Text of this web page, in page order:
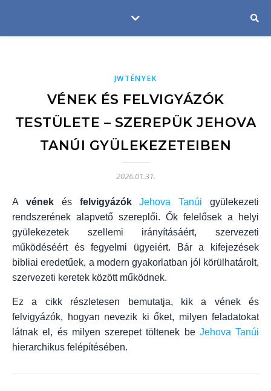
JWTÉNYEK
VÉNEK ÉS FELVIGYÁZÓK
TESTÜLETE – SZEREPÜK JEHOVA
TANÚI GYÜLEKEZETEIBEN
2026.01.31.
vénekés felvigyázók Jehova Tanúi gyülekezeti
rendszerének alapvető szereplői. Ők felelősek a helyi
gyülekezetek szellemi irányításáért, szervezeti
működéséért és fegyelmi ügyeiért. Bár a kifejezések
bibliai eredetűek, a modern gyakorlatban jól körülhatárolt,
szervezeti keretek között működnek.
Ez a cikk részletesen bemutatja, kik a vének és
felvigyázók, hogyan nevezik ki őket, milyen feladatokat
látnak el, és milyen szerepet töltenek be Jehova Tanúi
hierarchikus felépítésében.